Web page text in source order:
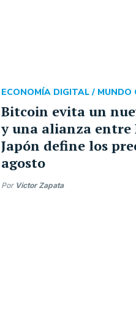
Bitcoin evita un
y una alianza entre
Japón define los
agosto
ECONOMÍA DIGITAL / MUNDO
Por Víctor Zapata